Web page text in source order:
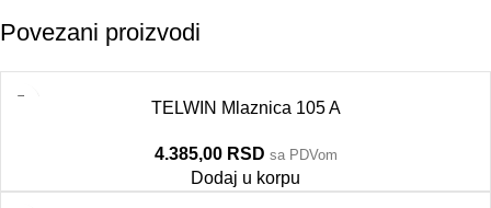
Povezani proizvodi
TELWIN Mlaznica 105 A
4.385,00 RSD sa PDVom
Dodaj u korpu